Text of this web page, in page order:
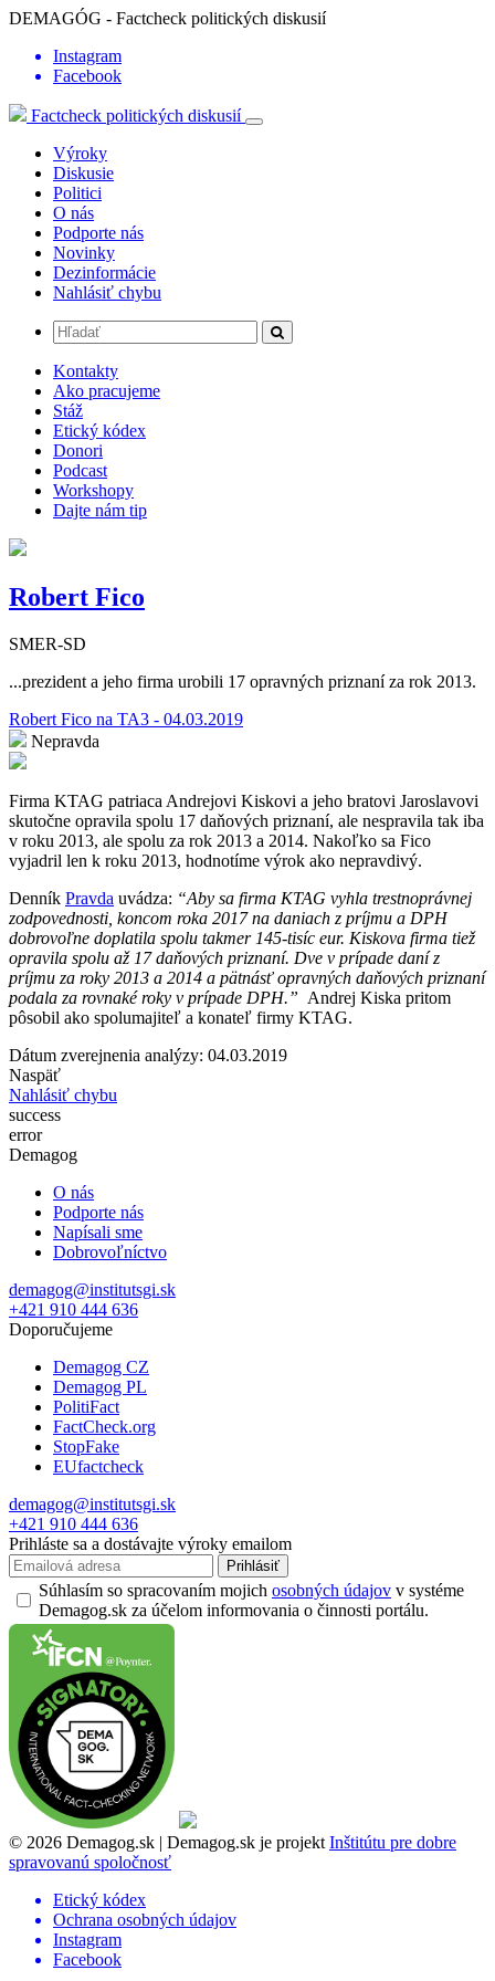
DEMAGÓG - Factcheck politických diskusií
Instagram
Facebook
Factcheck politických diskusií
Výroky
Diskusie
Politici
O nás
Podporte nás
Novinky
Dezinformácie
Nahlásiť chybu
Kontakty
Ako pracujeme
Stáž
Etický kódex
Donori
Podcast
Workshopy
Dajte nám tip
Robert Fico
SMER-SD
...prezident a jeho firma urobili 17 opravných priznaní za rok 2013.
Robert Fico na TA3 - 04.03.2019
Nepravda
Firma KTAG patriaca Andrejovi Kiskovi a jeho bratovi Jaroslavovi
skutočne opravila spolu 17 daňových priznaní, ale nespravila tak iba
v roku 2013, ale spolu za rok 2013 a 2014. Nakoľko sa Fico
vyjadril len k roku 2013, hodnotíme výrok ako nepravdivý.
Denník Pravda uvádza: “Aby sa firma KTAG vyhla trestnoprávnej
zodpovednosti, koncom roka 2017 na daniach z príjmu a DPH
dobrovoľne doplatila spolu takmer 145-tisíc eur. Kiskova firma tiež
opravila spolu až 17 daňových priznaní. Dve v prípade daní z
príjmu za roky 2013 a 2014 a pätnásť opravných daňových priznaní
podala za rovnaké roky v prípade DPH.” Andrej Kiska pritom
pôsobil ako spolumajiteľ a konateľ firmy KTAG.
Dátum zverejnenia analýzy: 04.03.2019
Naspäť
Nahlásiť chybu
success
error
Demagog
O nás
Podporte nás
Napísali sme
Dobrovoľníctvo
demagog@institutsgi.sk
+421 910 444 636
Doporučujeme
Demagog CZ
Demagog PL
PolitiFact
FactCheck.org
StopFake
EUfactcheck
demagog@institutsgi.sk
+421 910 444 636
Prihláste sa a dostávajte výroky emailom
Prihlásiť
Súhlasím so spracovaním mojich osobných údajov v systéme
Demagog.sk za účelom informovania o činnosti portálu.
© 2026 Demagog.sk | Demagog.sk je projekt Inštitútu pre dobre
spravovanú spoločnosť
Etický kódex
Ochrana osobných údajov
Instagram
Facebook